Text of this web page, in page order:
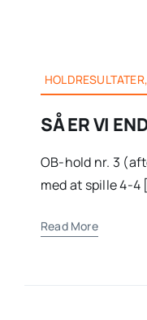
SÅ ER VI
OB-hold nr. 3
med at spille 4-4
Read More